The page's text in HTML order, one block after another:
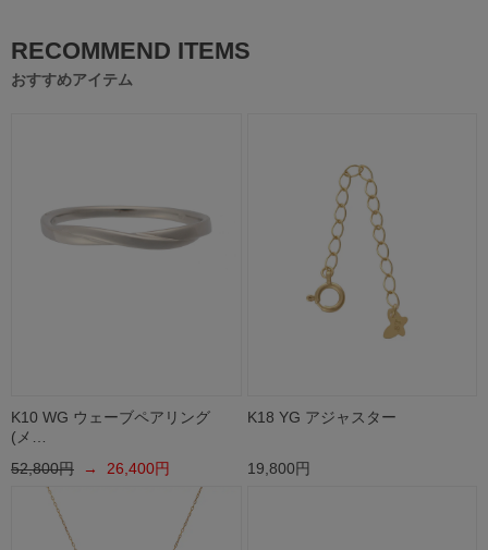
RECOMMEND ITEMS
おすすめアイテム
K10 WG ウェーブペアリング
(メ…
52,800円 → 26,400円
K18 YG アジャスター
19,800円